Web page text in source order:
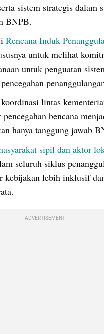
sistem strategis dalam
BNPB.
Rencana Induk
untuk melihat
untuk penguatan
lintas
bencana
hanya tanggung jawab
sipil dan aktor
seluruh siklus
kebijakan lebih inklusif
ADVERTISEMENT